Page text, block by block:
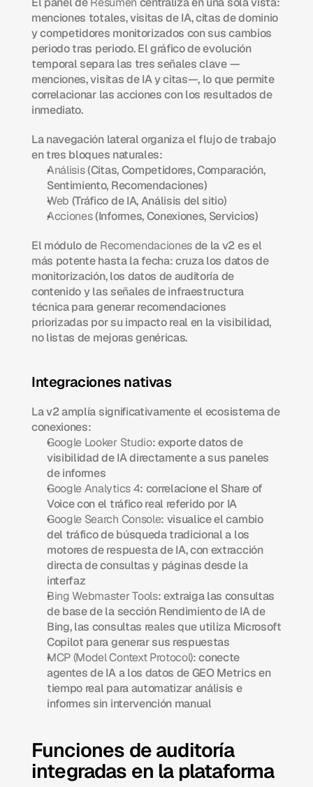
menciones totales, visitas de IA, citas de dominio
y competidores monitorizados con sus cambios
periodo tras periodo. El gráfico de evolución
temporal separa las tres señales clave —
menciones, visitas de IA y citas—, lo que permite
correlacionar las acciones con los resultados de
inmediato.
La navegación lateral organiza el flujo de trabajo
en tres bloques naturales:
Análisis (Citas, Competidores, Comparación,
Sentimiento, Recomendaciones)
Web (Tráfico de IA, Análisis del sitio)
Acciones (Informes, Conexiones, Servicios)
El módulo de Recomendaciones de la v2 es el
más potente hasta la fecha: cruza los datos de
monitorización, los datos de auditoría de
contenido y las señales de infraestructura
técnica para generar recomendaciones
priorizadas por su impacto real en la visibilidad,
no listas de mejoras genéricas.
Integraciones nativas
La v2 amplía significativamente el ecosistema de
conexiones:
Google Looker Studio: exporte datos de
visibilidad de IA directamente a sus paneles
de informes
Google Analytics 4: correlacione el Share of
Voice con el tráfico real referido por IA
Google Search Console: visualice el cambio
del tráfico de búsqueda tradicional a los
motores de respuesta de IA, con extracción
directa de consultas y páginas desde la
interfaz
Bing Webmaster Tools: extraiga las consultas
de base de la sección Rendimiento de IA de
Bing, las consultas reales que utiliza Microsoft
Copilot para generar sus respuestas
MCP (Model Context Protocol): conecte
agentes de IA a los datos de GEO Metrics en
tiempo real para automatizar análisis e
informes sin intervención manual
Funciones de auditoría
integradas en la plataforma